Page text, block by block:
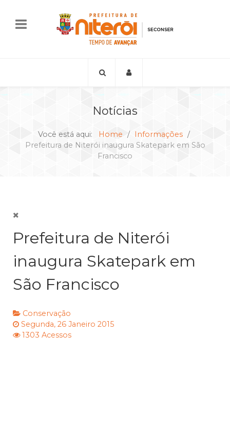
Notícias
Você está aqui: Home
Informações
Prefeitura de Niterói inaugura Skatepark em São
Francisco
Prefeitura de Niterói
inaugura Skatepark em
São Francisco
Conservação
Segunda, 26 Janeiro 2015
1303 Acessos